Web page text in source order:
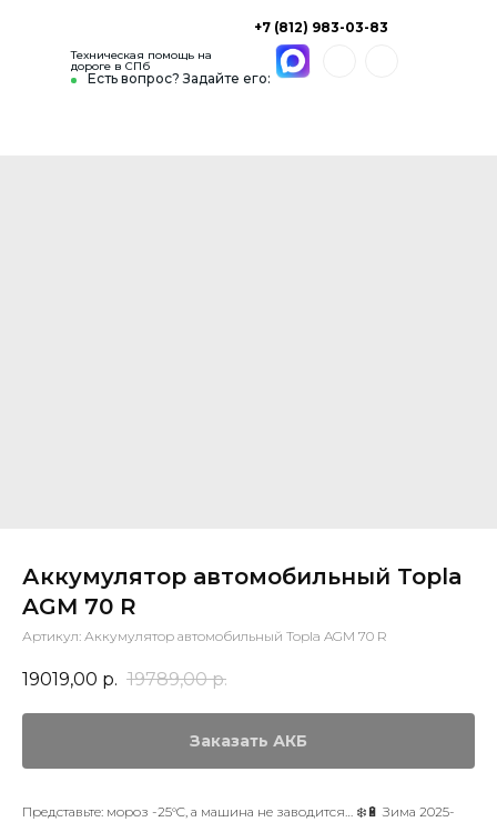
Есть вопрос? Задайте его:
+7 (812) 983-03-83
Техническая помощь на
дороге в СПб
Аккумулятор автомобильный Topla
AGM 70 R
Артикул: Аккумулятор автомобильный Topla AGM 70 R
19019,00 р. 19789,00 р.
Заказать АКБ
Представьте: мороз -25°C, а машина не заводится… ❄️🔋 Зима 2025-